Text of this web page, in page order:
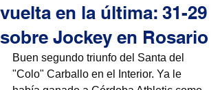
vuelta en la última: 31-29
sobre Jockey en Rosario
Buen segundo triunfo del Santa del
"Colo" Carballo en el Interior. Ya le